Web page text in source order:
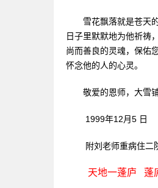
雪花飘落就是苍天的
日子里默默地为他祈祷
尚而善良的灵魂，保佑
怀念他的人的心灵。
敬爱的恩师，大雪铺
1999年12月5 日
附刘老师重病住二院
天地一蓬庐 蓬